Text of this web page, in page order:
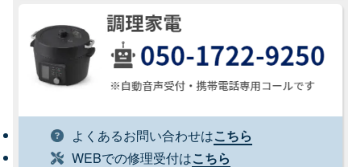
よくあるお問い合わせはこちら
WEBでの修理受付はこちら